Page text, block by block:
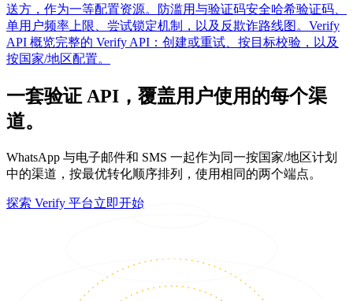
送方，作为一等配置资源。
防滥用与验证码安全哈希验证码、
单用户频率上限、尝试锁定机制，以及反欺诈路线图。 Verify
API 概览完整的 Verify API：创建或重试、按目标校验，以及
按国家/地区配置。
一套验证 API，覆盖用户使用的每个渠
道。
WhatsApp 与电子邮件和 SMS 一起作为同一按国家/地区计划
中的渠道，按最优转化顺序排列，使用相同的两个端点。
探索 Verify 平台立即开始